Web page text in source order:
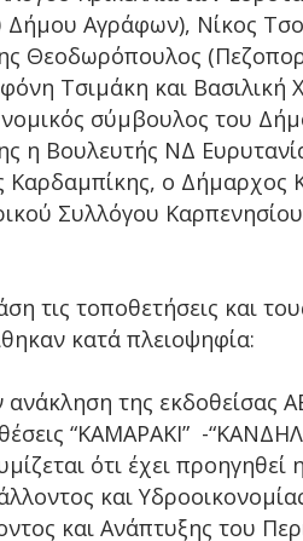
Δήμου Αγράφων), Νίκος
Θεοδωρόπουλος
Τσιμάκη και Βασιλική
νομικός σύμβουλος του
η Βουλευτής ΝΔ
ο Δήμαρχος
Συλλόγου
τις τοποθετήσεις και
κατά πλειοψηφία:
της εκδοθείσας
“ΚΑΜΑΡΑΚΙ” -
ότι έχει
και
και Ανάπτυξης του